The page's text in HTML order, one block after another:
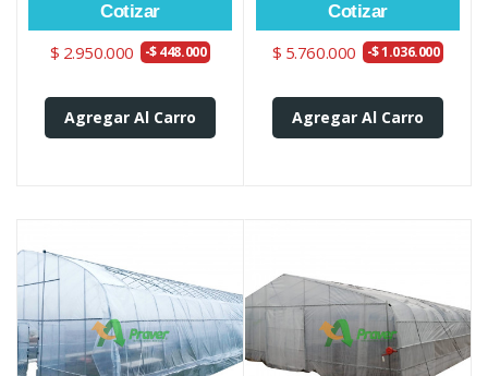
Cotizar
$ 2.950.000 -$ 448.000
Agregar Al Carro
Cotizar
$ 5.760.000 -$ 1.036.000
Agregar Al Carro